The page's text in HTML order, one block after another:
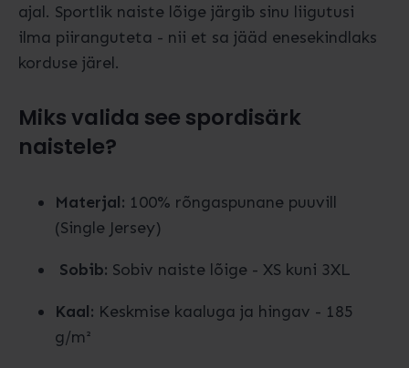
ajal. Sportlik naiste lõige järgib sinu liigutusi
ilma piiranguteta - nii et sa jääd enesekindlaks
korduse järel.
Miks valida see spordisärk
naistele?
Materjal: 100% rõngaspunane puuvill
(Single Jersey)
Sobib: Sobiv naiste lõige - XS kuni 3XL
Kaal: Keskmise kaaluga ja hingav - 185
g/m²